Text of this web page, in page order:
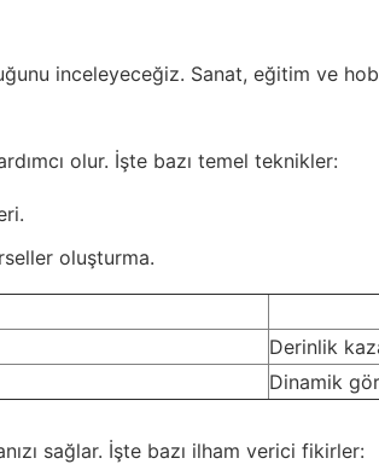
inceleyeceğiz. Sanat, eğitim ve
olur. İşte bazı temel teknikler:
oluşturma.
Derinlik
Dinamik
sağlar. İşte bazı ilham verici fikirler: